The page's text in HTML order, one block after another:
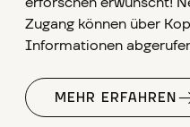
Zugang können über
Informationen
MEHR ERFAHREN